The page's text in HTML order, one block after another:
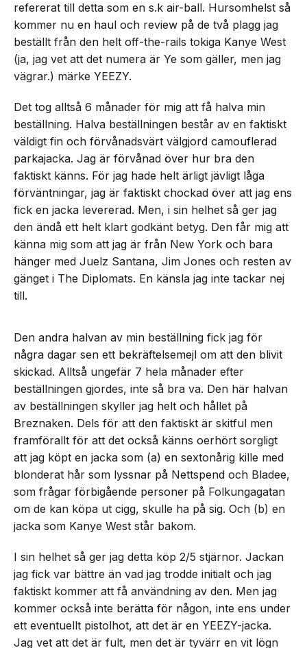
refererat till detta som en s.k air-ball. Hursomhelst så
kommer nu en haul och review på de två plagg jag
beställt från den helt off-the-rails tokiga Kanye West
(ja, jag vet att det numera är Ye som gäller, men jag
vägrar.) märke YEEZY.
Det tog alltså 6 månader för mig att få halva min
beställning. Halva beställningen består av en faktiskt
väldigt fin och förvånadsvärt välgjord camouflerad
parkajacka. Jag är förvånad över hur bra den
faktiskt känns. För jag hade helt ärligt jävligt låga
förväntningar, jag är faktiskt chockad över att jag ens
fick en jacka levererad. Men, i sin helhet så ger jag
den ändå ett helt klart godkänt betyg. Den får mig att
känna mig som att jag är från New York och bara
hänger med Juelz Santana, Jim Jones och resten av
gänget i The Diplomats. En känsla jag inte tackar nej
till.
Den andra halvan av min beställning fick jag för
några dagar sen ett bekräftelsemejl om att den blivit
skickad. Alltså ungefär 7 hela månader efter
beställningen gjordes, inte så bra va. Den här halvan
av beställningen skyller jag helt och hållet på
Breznaken. Dels för att den faktiskt är skitful men
framförallt för att det också känns oerhört sorgligt
att jag köpt en jacka som (a) en sextonårig kille med
blonderat hår som lyssnar på Nettspend och Bladee,
som frågar förbigående personer på Folkungagatan
om de kan köpa ut cigg, skulle ha på sig. Och (b) en
jacka som Kanye West står bakom.
I sin helhet så ger jag detta köp 2/5 stjärnor. Jackan
jag fick var bättre än vad jag trodde initialt och jag
faktiskt kommer att få användning av den. Men jag
kommer också inte berätta för någon, inte ens under
ett eventuellt pistolhot, att det är en YEEZY-jacka.
Jag vet att det är fult, men det är tyvärr en vit lögn